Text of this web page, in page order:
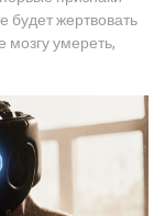
будет жертвовать
умереть,